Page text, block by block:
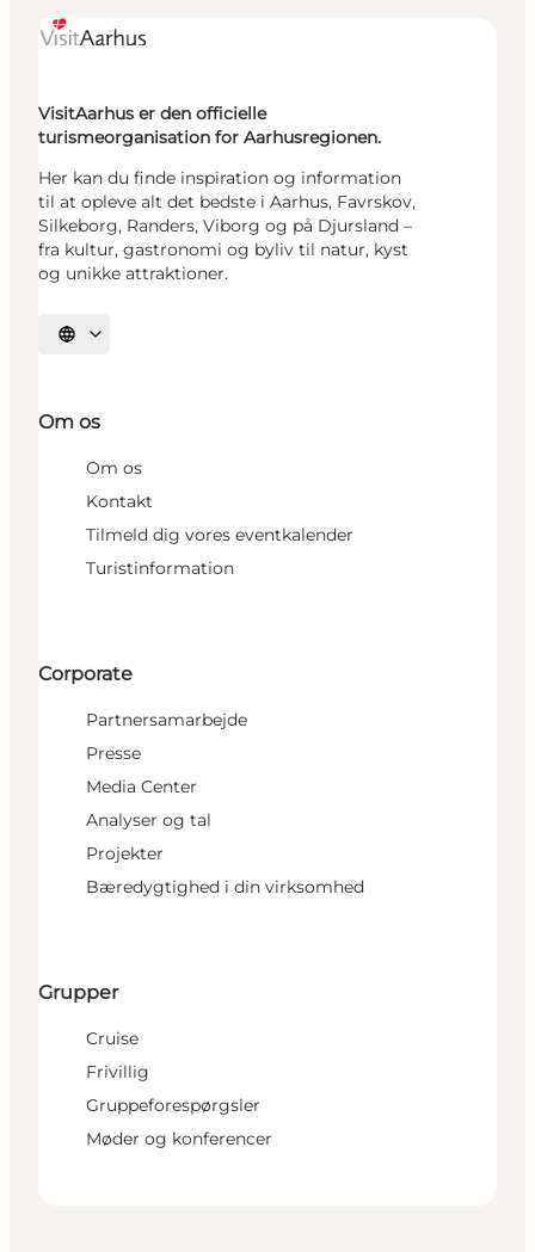
VisitAarhus er den officielle
turismeorganisation for Aarhusregionen.
Her kan du finde inspiration og information
til at opleve alt det bedste i Aarhus, Favrskov,
Silkeborg, Randers, Viborg og på Djursland –
fra kultur, gastronomi og byliv til natur, kyst
og unikke attraktioner.
Vælg sprog
Om os
Om os
Kontakt
Tilmeld dig vores eventkalender
Turistinformation
Corporate
Partnersamarbejde
Presse
Media Center
Analyser og tal
Projekter
Bæredygtighed i din virksomhed
Grupper
Cruise
Frivillig
Gruppeforespørgsler
Møder og konferencer